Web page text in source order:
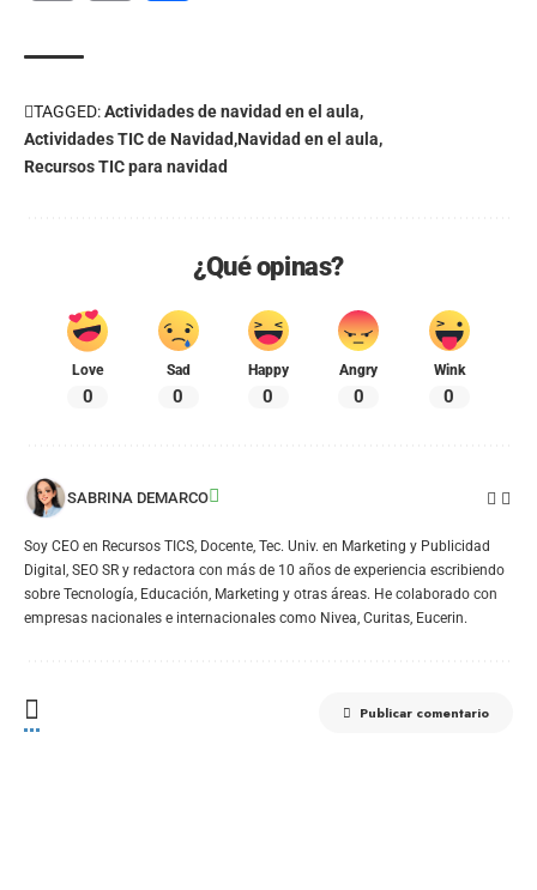
TAGGED:Actividades de navidad en el aula
Actividades TIC de Navidad Navidad en el aula
Recursos TIC para navidad
¿Qué opinas?
Love
0
Sad
0
Happy
0
Angry
0
Wink
0
SABRINA DEMARCO
Soy CEO en Recursos TICS, Docente, Tec. Univ. en Marketing y Publicidad
Digital, SEO SR y redactora con más de 10 años de experiencia escribiendo
sobre Tecnología, Educación, Marketing y otras áreas. He colaborado con
empresas nacionales e internacionales como Nivea, Curitas, Eucerin.
Publicar comentario